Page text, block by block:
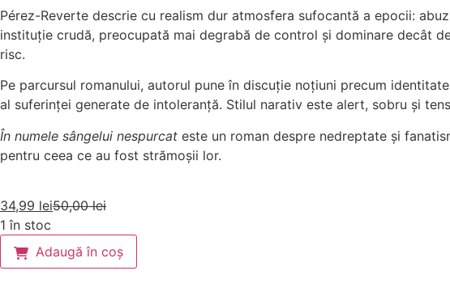
Pérez-Reverte descrie cu realism dur atmosfera sufocantă a epocii:
instituție crudă, preocupată mai degrabă de control și dominare decât
risc.
Pe parcursul romanului, autorul pune în discuție noțiuni precum
al suferinței generate de intoleranță. Stilul narativ este alert, sobru și
În numele sângelui nespurcat este un roman despre nedreptate și
pentru ceea ce au fost strămoșii lor.
50,00lei
34,99 lei
1 în stoc
Adaugă în coș